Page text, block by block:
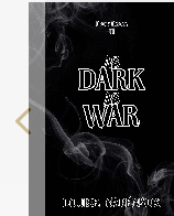
Previous